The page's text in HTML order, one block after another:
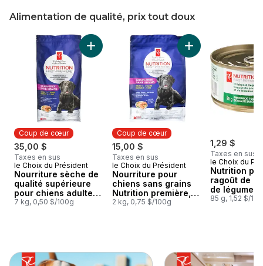
Alimentation de qualité, prix tout doux
sauter Alimentation de qualité, prix tout doux
Coup de cœur
35,00 $
Taxes en sus
Coup de cœur
le Choix du Président
Nourriture sèche de
qualité supérieure
pour chiens adultes
Nutrition première
7 kg, 0,50 $/100g
Ajouter Nourriture sèche de qualité
Coup de cœur
15,00 $
Taxes en sus
Coup de cœur
le Choix du Président
Nourriture pour
chiens sans grains
Nutrition première,
saumon, pommes de
2 kg, 0,75 $/100g
Ajouter Nourriture
1,29 $
Taxes en sus
le Choix du
Nutrition
ragoût de
de légumes,
nourriture
85 g, 1,52 $/
sauter cette section